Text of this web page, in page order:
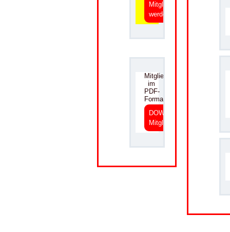
Mitglied
werden
Mitgliedsantrag
im
PDF-
Format
DOWNLOAD
Mitgliedsantrag